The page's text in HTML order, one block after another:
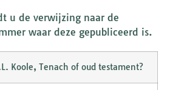
u de verwijzing naar de
waar deze gepubliceerd is.
Koole, Tenach of oud testament?